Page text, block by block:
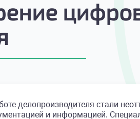
делопроизводителя стали
и информацией.